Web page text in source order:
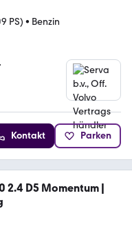
PS) • Benzin
Kontakt Parken
2.4 D5 Momentum |